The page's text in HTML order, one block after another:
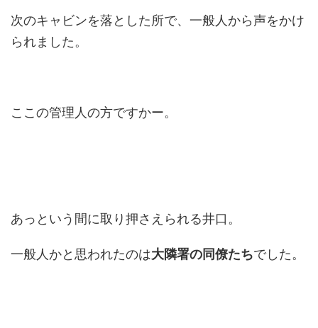
次のキャビンを落とした所で、一般人から声をかけ
られました。
ここの管理人の方ですかー。
あっという間に取り押さえられる井口。
一般人かと思われたのは大隣署の同僚たちでした。